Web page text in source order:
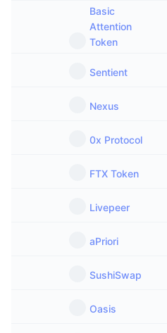
Statistiche NFT generali
Panoramica
Calendario ICO
Calendario eventi
Basic
Attention
Token
Sentient
Nexus
0x Protocol
FTX Token
Livepeer
aPriori
SushiSwap
Oasis